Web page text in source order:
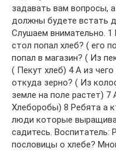
задавать вам вопросы,
должны будете встать
Слушаем внимательно. 1
стол попал хлеб? ( его
попал в магазин? ( Из
( Пекут хлеб) 4 А из
откуда зерно? ( Из
земле на поле растет)
Хлеборобы) 8 Ребята а
люди которые
садитесь. Воспитатель:
пословицы о хлебе?